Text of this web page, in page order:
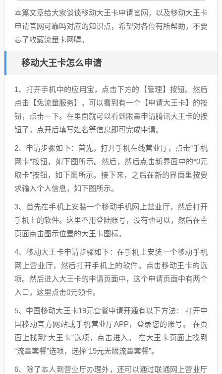
本篇文章给大家谈谈移动大王卡申请官网，以及移动大王卡
申请官网可靠吗对应的知识点，希望对各位有所帮助，不要
忘了收藏流量卡网喔。
移动大王卡怎么申请
1、打开手机中的应用宝，点击下方的【管理】按钮。然后
点击【免流量服务】。可以看到有一个【申请大王卡】的按
钮，点击一下。在里面就可以看到限量申请腾讯大王卡的按
钮了，点开后填写姓名等信息即可完成申请。
2、申请步骤如下：首先，打开手机在线营业厅，点击“手机
网卡”按钮，如下图所示。然后，然后点击新界面中的“0元
取卡”按钮，如下图所示。接下来，之后在新的界面里按要
求输入个人信息，如下图所示。
3、首先在手机上安装一个移动手机网上营业厅，然后打开
手机上的软件。这里不用登陆账号，没有也可以，然后在主
页面点击图示位置的大王卡图标。
4、移动大王卡申请步骤如下：在手机上安装一个移动手机
网上营业厅，然后打开手机上的软件。点击移动王卡的选
项。然后进入大王卡的申请页面中，这个申请页面中有两个
入口，这里点击0元领卡。
5、中国移动大王卡19元套餐申请开通有以下方法： 打开中
国移动官方网站或手机营业厅APP，登录您的账号。 在页
面上找到“大王卡”选项，点击进入。 在大王卡页面上找到
“流量套餐”选项，选择“19元无限流量套餐”。
6、除了本人到营业厅办理外，还可以通过联通网上营业厅